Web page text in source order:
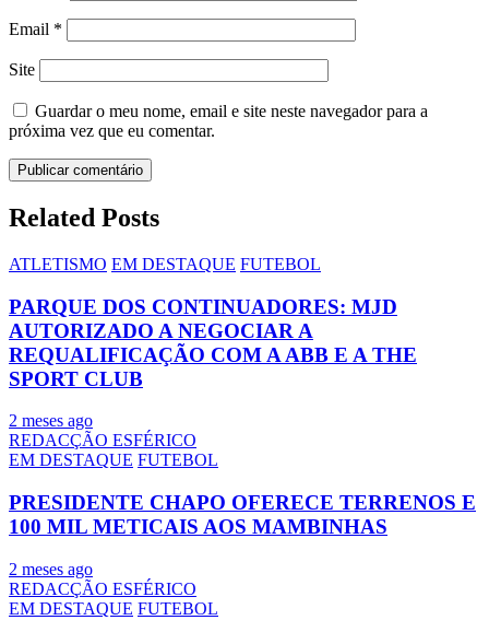
Email *
Site
Guardar o meu nome, email e site neste navegador para a
próxima vez que eu comentar.
Related Posts
ATLETISMO EM DESTAQUE FUTEBOL
PARQUE DOS CONTINUADORES: MJD
AUTORIZADO A NEGOCIAR A
REQUALIFICAÇÃO COM A ABB E A THE
SPORT CLUB
2 meses ago
REDACÇÃO ESFÉRICO
EM DESTAQUE FUTEBOL
PRESIDENTE CHAPO OFERECE TERRENOS E
100 MIL METICAIS AOS MAMBINHAS
2 meses ago
REDACÇÃO ESFÉRICO
EM DESTAQUE FUTEBOL